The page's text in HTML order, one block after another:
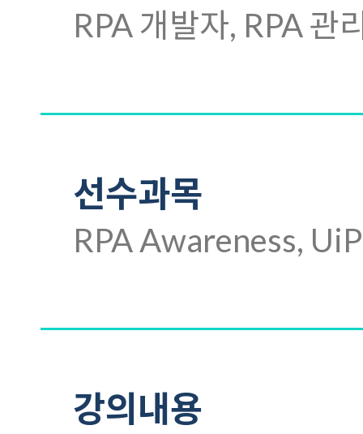
RPA 개발자, RPA 관
선수과목
RPA Awareness,
강의내용